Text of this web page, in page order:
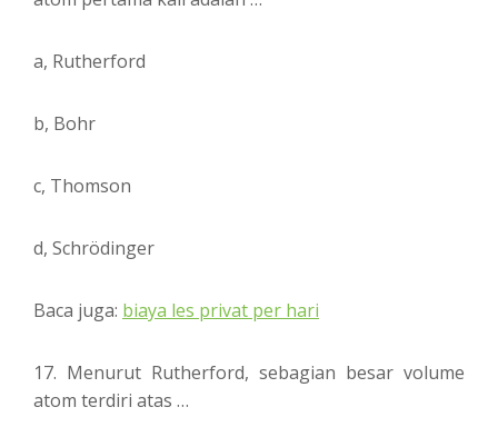
a, Rutherford
b, Bohr
c, Thomson
d, Schrödinger
Baca juga: biaya les privat per hari
17. Menurut Rutherford, sebagian besar volume
atom terdiri atas …